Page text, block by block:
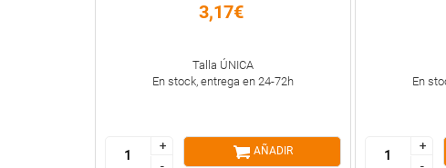
3,17€
Talla ÚNICA
En stock, entrega en 24-72h
+
+
AÑADIR
En
+
+